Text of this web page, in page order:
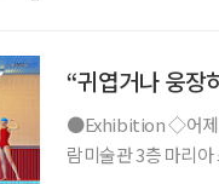
“귀엽거나 웅장
●Exhibition ◇어제의 미래 : 마리아 스바르보바 일정 2월 26일까지 장소 예술의전당 한가
람미술관 3층 마리